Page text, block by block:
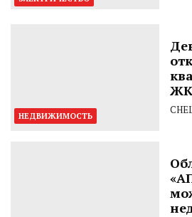
НЕДВИЖИМОСТЬ
ЖК